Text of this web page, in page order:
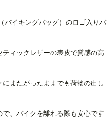
バイキングバッグ）のロゴ入りバ
ィックレザーの表皮で質感の高
またがったままでも荷物の出し
、バイクを離れる際も安心です